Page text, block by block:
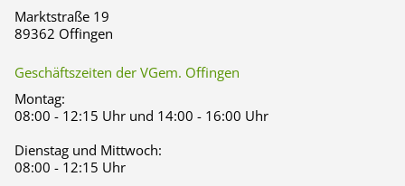
Marktstraße 19
89362 Offingen
Geschäftszeiten der VGem. Offingen
Montag:
08:00 - 12:15 Uhr und 14:00 - 16:00 Uhr
Dienstag und Mittwoch:
08:00 - 12:15 Uhr